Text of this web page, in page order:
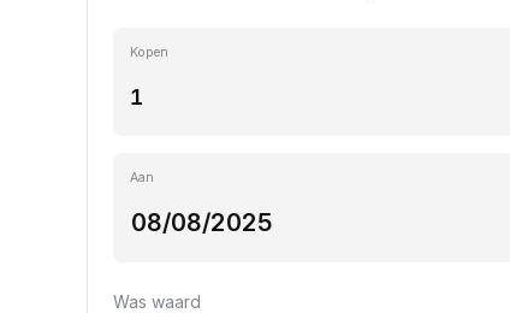
Kopen
Aan
Was waard